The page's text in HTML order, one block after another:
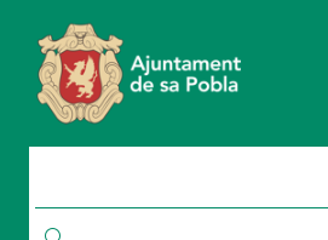
contingut